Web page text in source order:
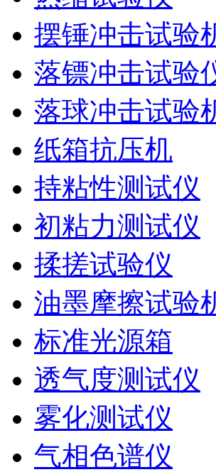
摆锤冲击试验
落镖冲击试验
落球冲击试验
纸箱抗压机
持粘性测试仪
初粘力测试仪
揉搓试验仪
油墨摩擦试验
标准光源箱
透气度测试仪
雾化测试仪
气相色谱仪